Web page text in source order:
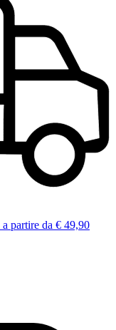
a partire da € 49,90